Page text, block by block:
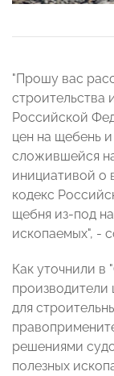
"Прошу вас
строительства
Российской
цен на щебень
сложившейся
инициативой о
кодекс
щебня из-под
ископаемых", -
Как уточнили
производители
для
решениями
полезных